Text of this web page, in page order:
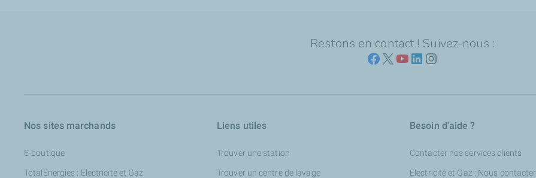
Restons en contact ! Suivez-nous :
Nos sites marchands
E-boutique
TotalEnergies : Electricité et Gaz
Liens utiles
Trouver une station
Trouver un centre de lavage
Besoin d'aide ?
Contacter nos services clients
Electricité et Gaz : Nous contacter